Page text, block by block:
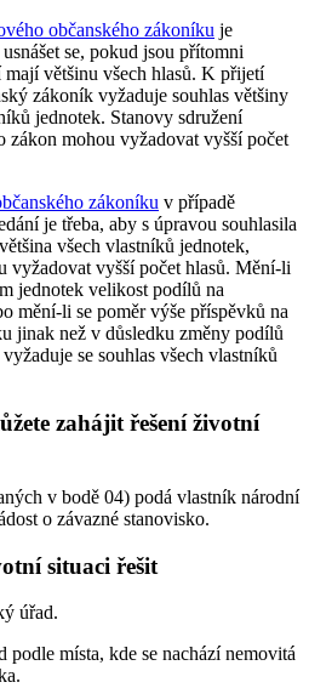
občanského zákoníku je
se, pokud jsou přítomni
většinu všech hlasů. K přijetí
zákoník vyžaduje souhlas většiny
jednotek. Stanovy sdružení
zákon mohou vyžadovat vyšší počet
zákoníku v případě
je třeba, aby s úpravou souhlasila
všech vlastníků jednotek,
vyžadovat vyšší počet hlasů. Mění-li
jednotek velikost podílů na
mění-li se poměr výše příspěvků na
jinak než v důsledku změny podílů
se souhlas všech vlastníků
zahájit řešení životní
v bodě 04) podá vlastník národní
o závazné stanovisko.
situaci řešit
úřad.
podle místa, kde se nachází nemovitá